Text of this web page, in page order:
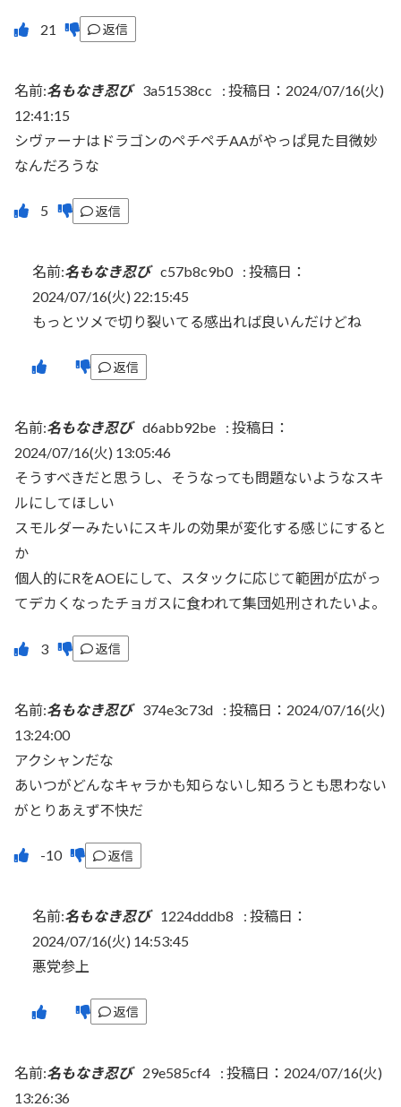
返信
名前:名もなき忍び 3a51538cc : 投稿日：2024/07/16(火)
12:41:15
シヴァーナはドラゴンのペチペチAAがやっぱ見た目微妙
なんだろうな
返信
名前:名もなき忍び c57b8c9b0 : 投稿日：
2024/07/16(火) 22:15:45
もっとツメで切り裂いてる感出れば良いんだけどね
返信
名前:名もなき忍び d6abb92be : 投稿日：
2024/07/16(火) 13:05:46
そうすべきだと思うし、そうなっても問題ないようなスキ
ルにしてほしい
スモルダーみたいにスキルの効果が変化する感じにすると
か
個人的にRをAOEにして、スタックに応じて範囲が広がっ
てデカくなったチョガスに食われて集団処刑されたいよ。
返信
名前:名もなき忍び 374e3c73d : 投稿日：2024/07/16(火)
13:24:00
アクシャンだな
あいつがどんなキャラかも知らないし知ろうとも思わない
がとりあえず不快だ
返信
名前:名もなき忍び 1224dddb8 : 投稿日：
2024/07/16(火) 14:53:45
悪党参上
返信
名前:名もなき忍び 29e585cf4 : 投稿日：2024/07/16(火)
13:26:36